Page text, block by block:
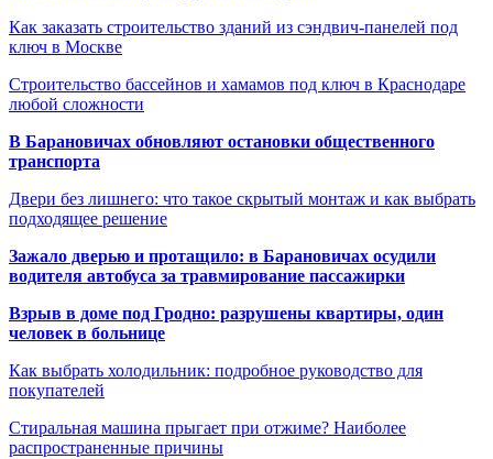
Как заказать строительство зданий из сэндвич-панелей под
ключ в Москве
Строительство бассейнов и хамамов под ключ в Краснодаре
любой сложности
В Барановичах обновляют остановки общественного
транспорта
Двери без лишнего: что такое скрытый монтаж и как выбрать
подходящее решение
Зажало дверью и протащило: в Барановичах осудили
водителя автобуса за травмирование пассажирки
Взрыв в доме под Гродно: разрушены квартиры, один
человек в больнице
Как выбрать холодильник: подробное руководство для
покупателей
Стиральная машина прыгает при отжиме? Наиболее
распространенные причины